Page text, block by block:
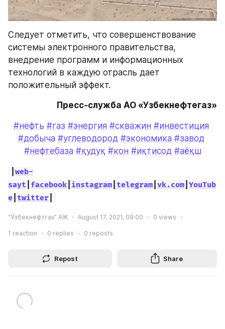
Следует отметить, что совершенствование
системы электронного правительства,
внедрение программ и информационных
технологий в каждую отрасль дает
положительный эффект.
Пресс-служба АО «Узбекнефтегаз»
#нефть #газ #энергия #скважин #инвестиция
#добыча #углеводород #экономика #завод
#нефтебаза #қудуқ #кон #иқтисод #аёқш
web-
sayt facebook instagram telegram vk.com YouTub
e twitter
“Ўзбекнефтгаз” АЖ August 17, 2021, 09:00 0 views
1 reaction 0 replies 0 reposts
Repost Share